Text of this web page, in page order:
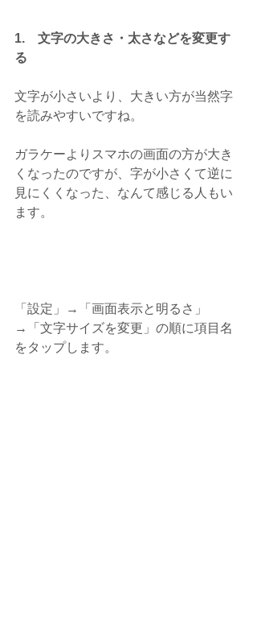
1.　文字の大きさ・太さなどを変更す
る
文字が小さいより、大きい方が当然字
を読みやすいですね。
ガラケーよりスマホの画面の方が大き
くなったのですが、字が小さくて逆に
見にくくなった、なんて感じる人もい
ます。
「設定」→「画面表示と明るさ」
→「文字サイズを変更」の順に項目名
をタップします。